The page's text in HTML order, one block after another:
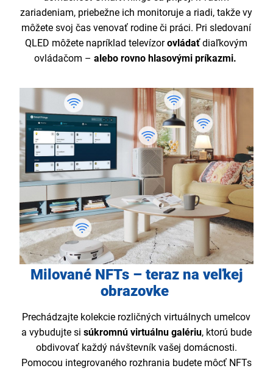
zariadeniam, priebežne ich monitoruje a riadi, takže vy
môžete svoj čas venovať rodine či práci. Pri sledovaní
QLED môžete napríklad televízorovládaťdiaľkovým
ovládačom – alebo rovno hlasovými príkazmi.
Milované NFTs – teraz na veľkej
obrazovke
Prechádzajte kolekcie rozličných virtuálnych umelcov
a vybudujte si súkromnú virtuálnu galériu, ktorú bude
obdivovať každý návštevník vašej domácnosti.
Pomocou integrovaného rozhrania budete môcť NFTs